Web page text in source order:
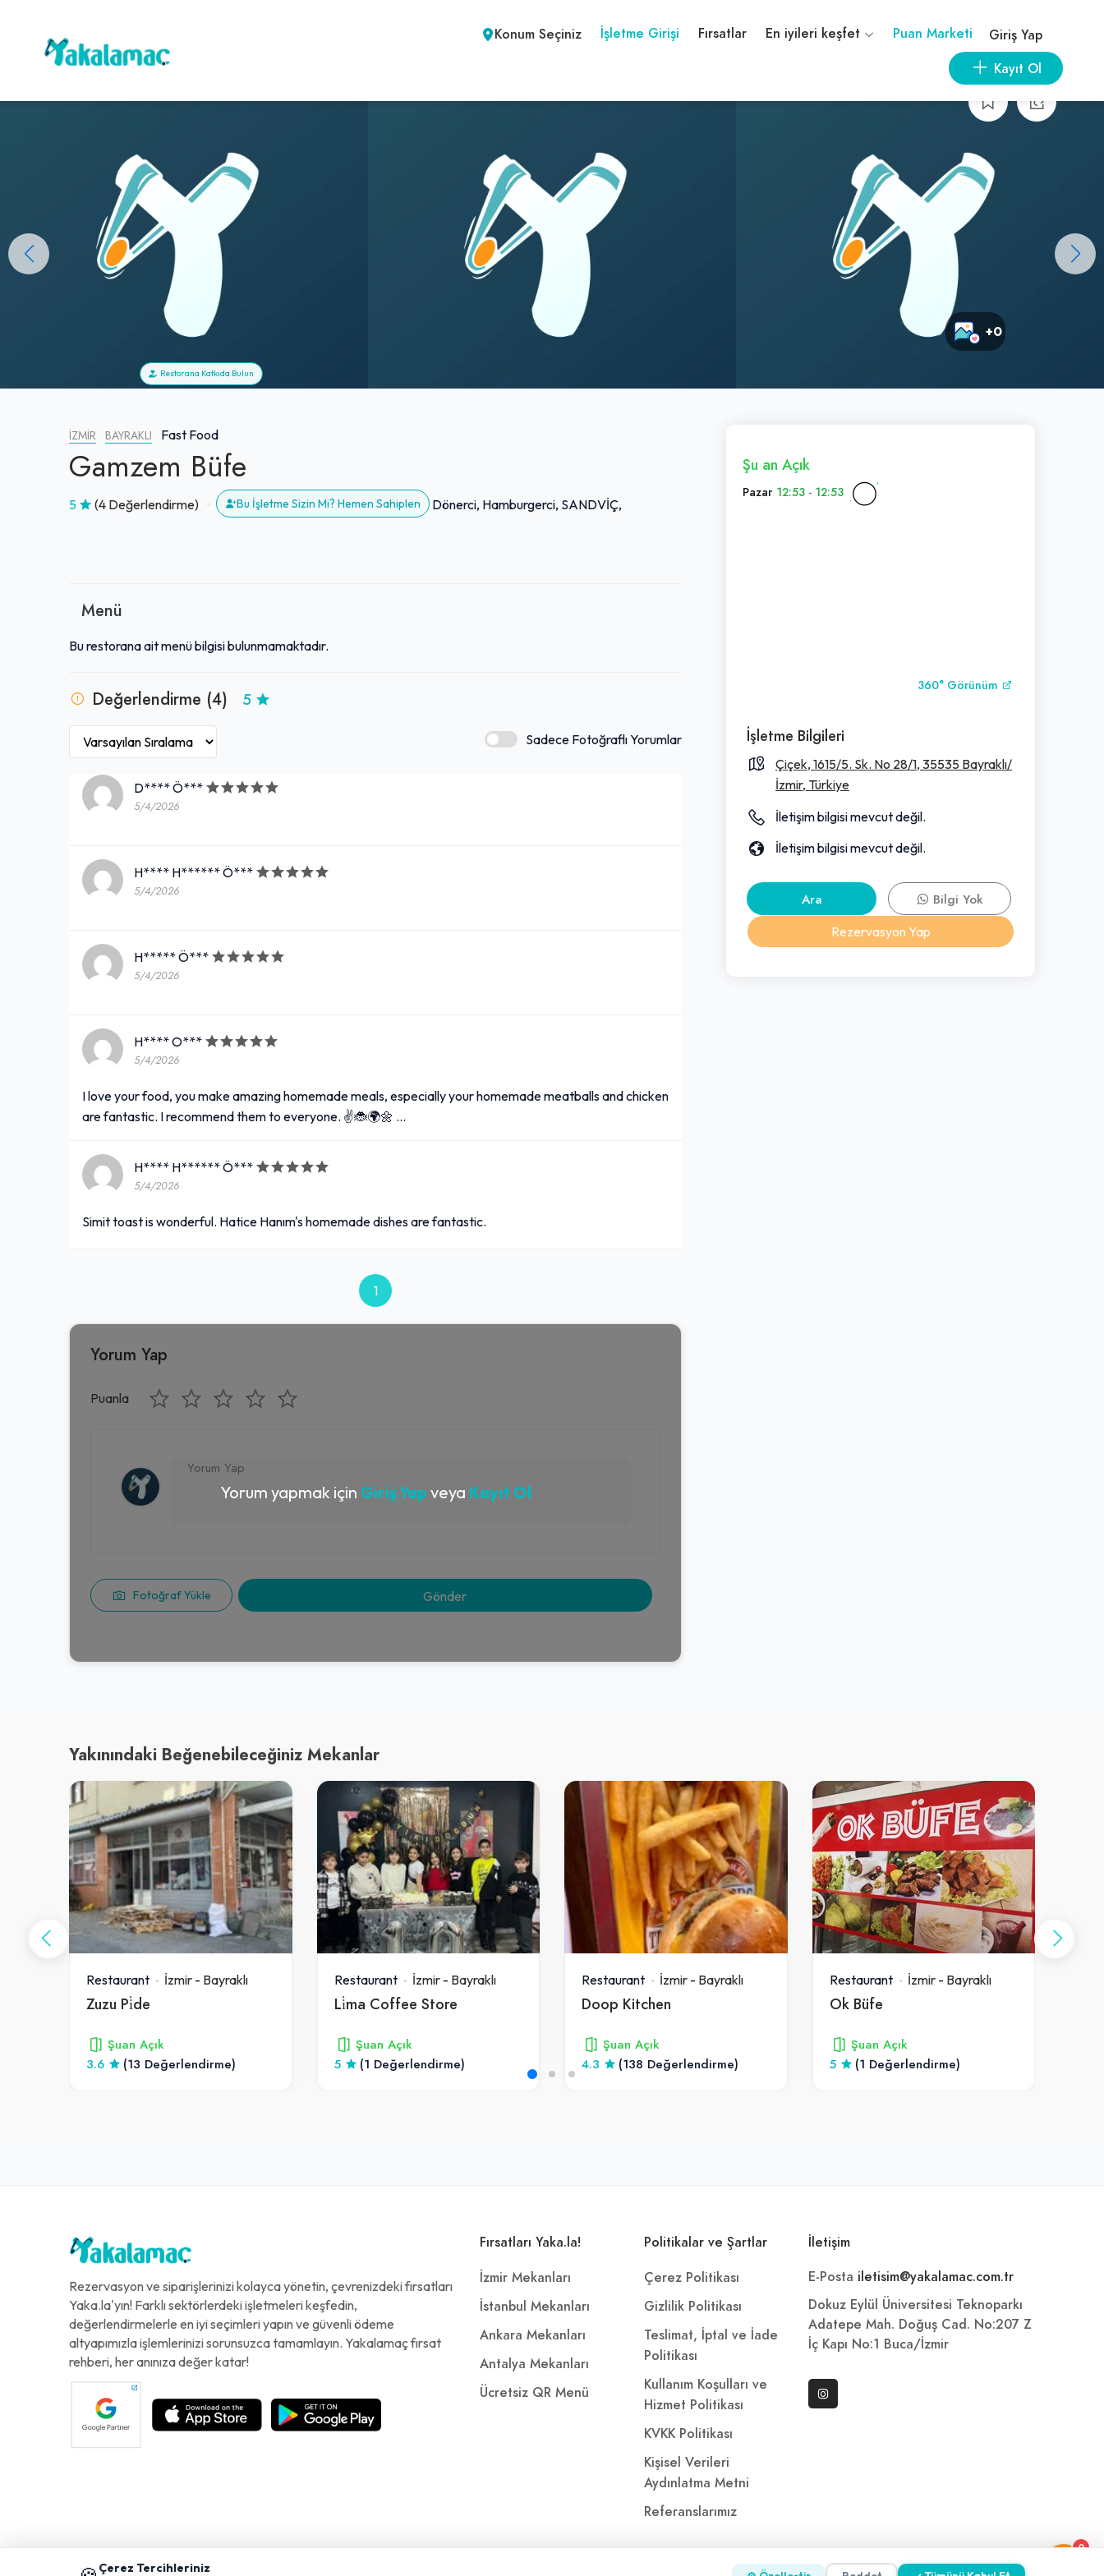
Konum Seçiniz İşletme Girişi Fırsatlar En iyileri keşfet Puan Marketi
Giriş Yap
Kayıt Ol
+0
Restorana Katkıda Bulun
İZMIR BAYRAKLI Fast Food
Gamzem Büfe
5 (4 Değerlendirme) Bu İşletme Sizin Mi? Hemen Sahiplen Dönerci, Hamburgerci, SANDVİÇ,
0
Menü
Bu restorana ait menü bilgisi bulunmamaktadır.
Değerlendirme (4) 5
Sadece Fotoğraflı Yorumlar
D**** Ö***
5/4/2026
H**** H****** Ö***
5/4/2026
H***** Ö***
5/4/2026
H**** O***
5/4/2026
I love your food, you make amazing homemade meals, especially your homemade meatballs and chicken
are fantastic. I recommend them to everyone. ✌🐞🌍🌼 …
H**** H****** Ö***
5/4/2026
Simit toast is wonderful. Hatice Hanım's homemade dishes are fantastic.
1
Yorum Yap
Puanla
Fotoğraf Yükle
Yorum yapmak için Giriş Yap veya Kayıt Ol
Şu an Açık
Pazar 12:53 - 12:53
360° Görünüm
İşletme Bilgileri
Çiçek, 1615/5. Sk. No 28/1, 35535 Bayraklı/
İzmir, Türkiye
İletişim bilgisi mevcut değil.
İletişim bilgisi mevcut değil.
Ara
Bilgi Yok
Rezervasyon Yap
Yakınındaki Beğenebileceğiniz Mekanlar
Restaurant İzmir - Bayraklı
Zuzu Pi̇de
Şuan Açık
3.6
(13 Değerlendirme)
Restaurant İzmir- Bayraklı
Li̇ma Coffee Store
Şuan Açık
5
(1 Değerlendirme)
Restaurant İzmir - Bayraklı
Doop Kitchen
Şuan Açık
4.3
(138 Değerlendirme)
Restaurant İzmir- Bayraklı
Ok Büfe
Şuan Açık
5
(1 Değerlendirme)
Rezervasyon ve siparişlerinizi kolayca yönetin, çevrenizdeki fırsatları
Yaka.la'yın! Farklı sektörlerdeki işletmeleri keşfedin,
değerlendirmelerle en iyi seçimleri yapın ve güvenli ödeme
altyapımızla işlemlerinizi sorunsuzca tamamlayın. Yakalamaç fırsat
rehberi, her anınıza değer katar!
Fırsatları Yaka.la!
İzmir Mekanları
İstanbul Mekanları
Ankara Mekanları
Antalya Mekanları
Ücretsiz QR Menü
Politikalar ve Şartlar
Çerez Politikası
Gizlilik Politikası
Teslimat, İptal ve İade
Politikası
Kullanım Koşulları ve
Hizmet Politikası
KVKK Politikası
Kişisel Verileri
Aydınlatma Metni
Referanslarımız
İletişim
E-Posta iletisim@yakalamac.com.tr
Dokuz Eylül Üniversitesi Teknoparkı
Adatepe Mah. Doğuş Cad. No:207 Z
İç Kapı No:1 Buca/İzmir
Çerez Tercihleriniz